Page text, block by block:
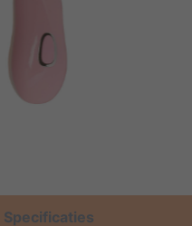
Specificaties